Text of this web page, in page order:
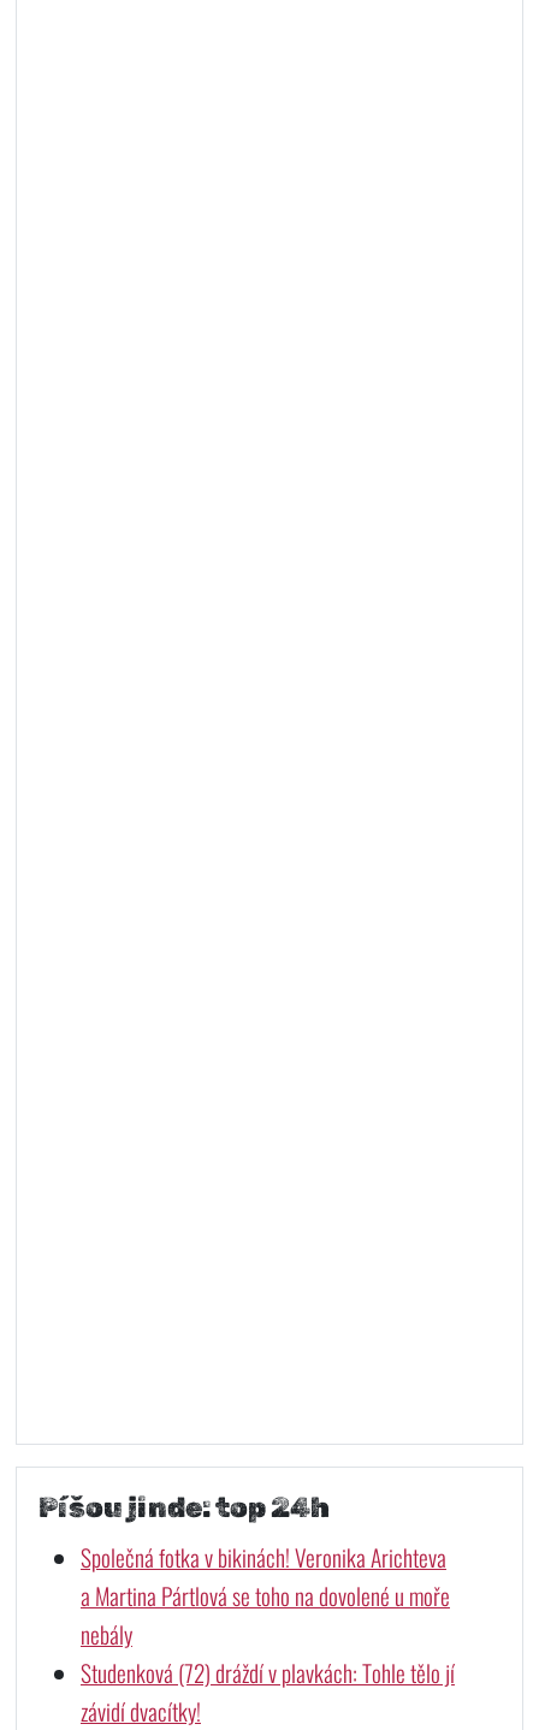
Píšou jinde: top 24h
Společná fotka v bikinách! Veronika Arichteva
a Martina Pártlová se toho na dovolené u moře
nebály
Studenková (72) dráždí v plavkách: Tohle tělo jí
závidí dvacítky!